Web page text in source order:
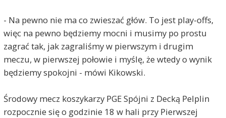
- Na pewno nie ma co zwieszać głów. To jest play-offs,
więc na pewno będziemy mocni i musimy po prostu
zagrać tak, jak zagraliśmy w pierwszym i drugim
meczu, w pierwszej połowie i myślę, że wtedy o wynik
będziemy spokojni - mówi Kikowski.
Środowy mecz koszykarzy PGE Spójni z Decką Pelplin
rozpocznie się o godzinie 18 w hali przy Pierwszej